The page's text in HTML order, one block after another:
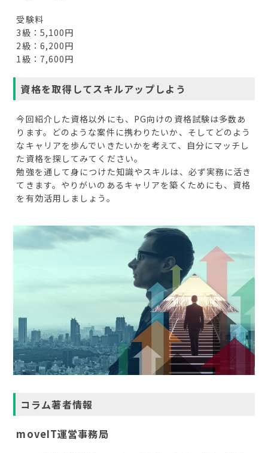
受験料
3級：5,100円
2級：6,200円
1級：7,600円
資格を取得してスキルアップしよう
今回紹介した資格以外にも、PG向けの資格試験は多数あ
ります。どのような案件に携わりたいか、そしてどのよう
なキャリアを歩んでいきたいかを考えて、自分にマッチし
た資格を探してみてください。
勉強を通して身につけた知識やスキルは、必ず実務に活き
てきます。やりがいのあるキャリアを築くためにも、資格
を有効活用しましょう。
コラム著者情報
moveIT運営事務局